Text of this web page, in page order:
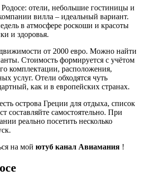
отели, небольшие гостиницы и
вилла – идеальный вариант.
в атмосфере роскоши и красоты
и здоровья.
от 2000 евро. Можно найти
Стоимость формируется с учётом
комплектации, расположения,
услуг. Отели обходятся чуть
как и в европейских странах.
острова Греции для отдыха, список
составляйте самостоятельно. При
реально посетить несколько
на мой ютуб канал Авиамания !